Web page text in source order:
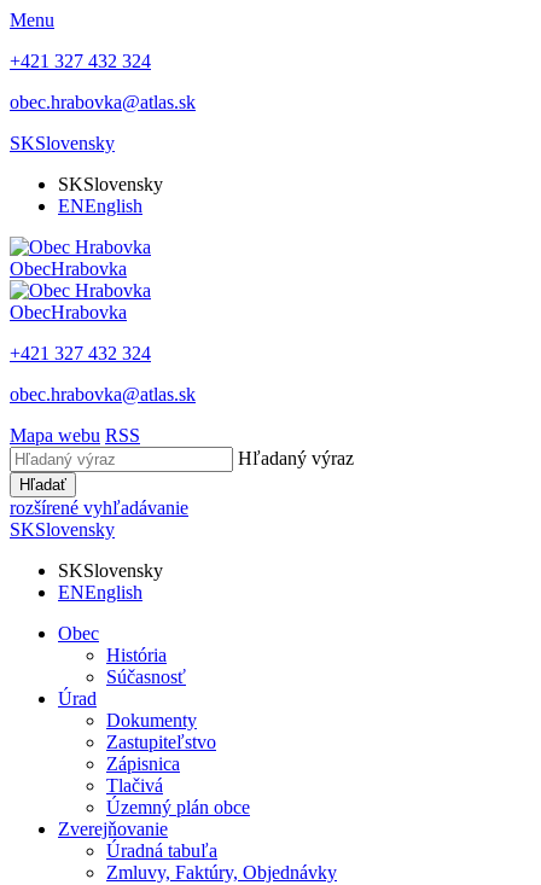
Menu
+421 327 432 324
obec.hrabovka@atlas.sk
SKSlovensky
SKSlovensky
ENEnglish
ObecHrabovka
ObecHrabovka
+421 327 432 324
obec.hrabovka@atlas.sk
Mapa webu RSS
Hľadaný výraz
Hľadať
rozšírené vyhľadávanie
SKSlovensky
SKSlovensky
ENEnglish
Obec
História
Súčasnosť
Úrad
Dokumenty
Zastupiteľstvo
Zápisnica
Tlačivá
Územný plán obce
Zverejňovanie
Úradná tabuľa
Zmluvy, Faktúry, Objednávky